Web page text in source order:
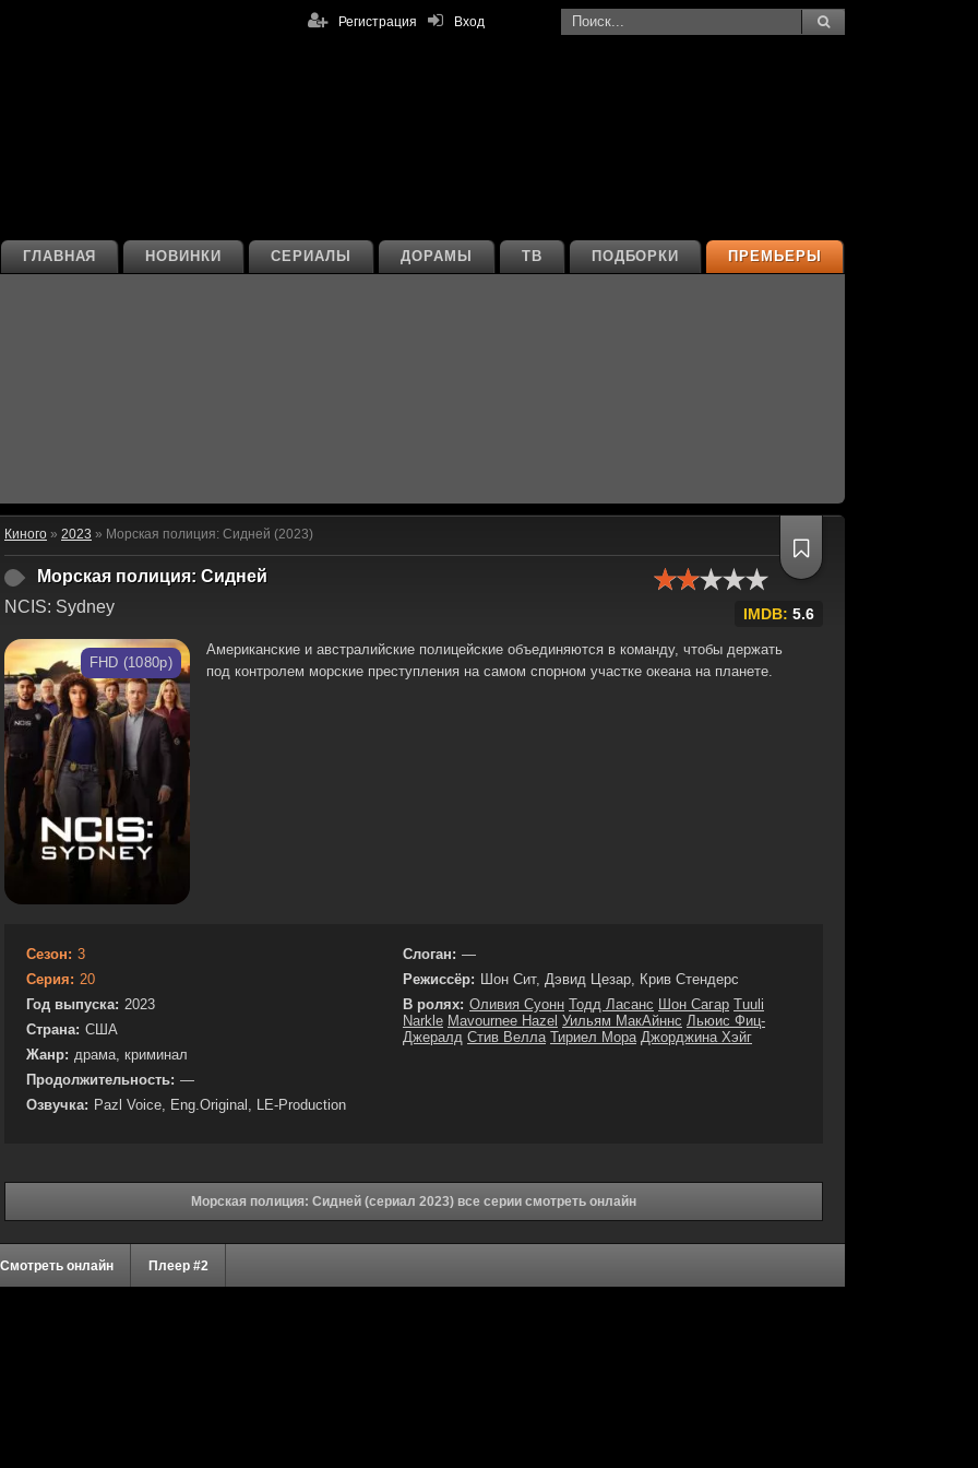
Вход
Регистрация
ПРЕМЬЕРЫ
ПОДБОРКИ
ТВ
ДОРАМЫ
СЕРИАЛЫ
НОВИНКИ
ГЛАВНАЯ
Киного » 2023 » Морская полиция: Сидней (2023)
Морская полиция: Сидней
NCIS: Sydney
IMDB: 5.6
FHD (1080p)
Американские и австралийские полицейские объединяются в команду, чтобы держать
под контролем морские преступления на самом спорном участке океана на планете.
Сезон: 3
Серия: 20
Год выпуска: 2023
Страна: США
Жанр: драма, криминал
Продолжительность: —
Озвучка: Pazl Voice, Eng.Original, LE-Production
Слоган: —
Режиссёр:
Шон Сит, Дэвид Цезар, Крив Стендерс
В ролях: Оливия Суонн Тодд Ласанс Шон Сагар Tuuli
Narkle Mavournee Hazel Уильям МакАйннс Льюис Фиц-
Джералд Стив Велла Тириел Мора Джорджина Хэйг
Морская полиция: Сидней (сериал 2023) все серии смотреть онлайн
Смотреть онлайн Плеер #2